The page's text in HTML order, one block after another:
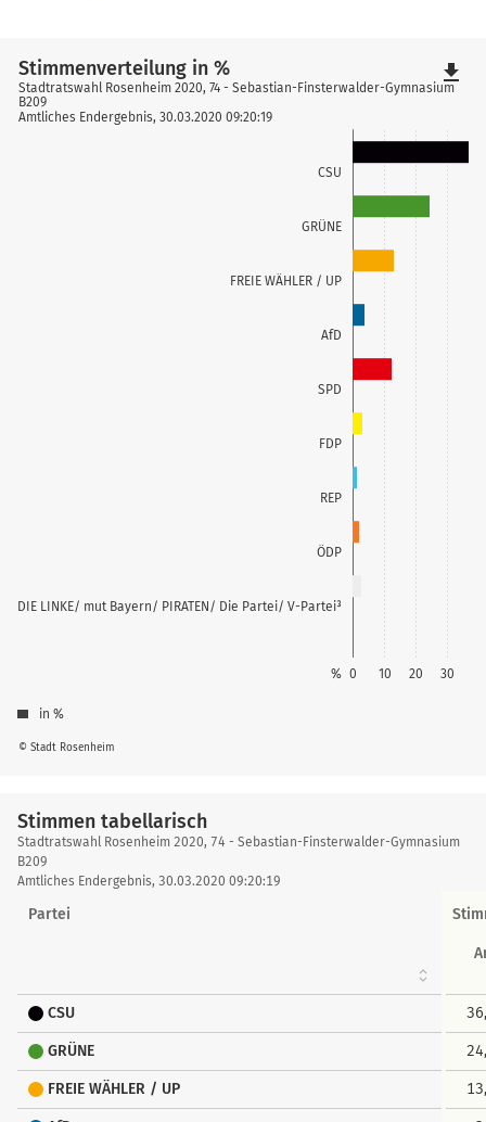
CSU
GRÜNE
FREIE WÄHLER / UP
AfD
SPD
FDP
REP
ÖDP
DIE LINKE/ mut Bayern/ PIRATEN/ Die Partei/ V-Partei³
0 10 20 30
%
© Stadt Rosenheim
Stimmenverteilung in %
Stadtratswahl Rosenheim 2020, 74 - Sebastian-Finsterwalder-Gymnasium
B209
Amtliches Endergebnis, 30.03.2020 09:20:19
in %
file_download
Stimmen tabellarisch
Stimmen
tabellarisch
Stadtratswahl Rosenheim 2020, 74 - Sebastian-Finsterwalder-Gymnasium
B209
Amtliches Endergebnis, 30.03.2020 09:20:19
Partei
CSU
GRÜNE
FREIE WÄHLER / UP